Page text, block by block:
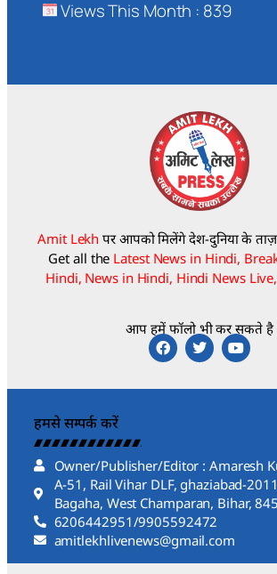
Views This Month : 839
Amit Lekh पर आपको मिलेंगे देश-दुनिया के
Get all the Latest News in Hindi,
Hindi, News in Hindi, Hindi News
आप हमें फॉलो भी कर सकते है
हमसे सम्पर्क करें
Owner/Publisher/Editor : Amaresh
A-51, Rail Vihar DLF, ghaziabad-
Bagaha, West Champaran, Bihar,
6206442951/9905592472
amitlekhlivenews@gmail.com